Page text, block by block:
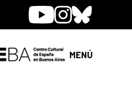
YoutubeInstagram
Bluesky
MENÚ